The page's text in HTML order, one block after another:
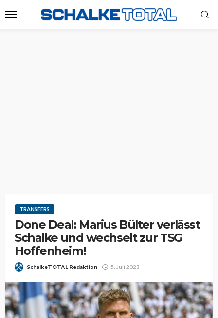
TRANSFERS
Done Deal: Marius Bülter verlässt
Schalke und wechselt zur TSG
Hoffenheim!
SchalkeTOTAL Redaktion 5. Juli 2023